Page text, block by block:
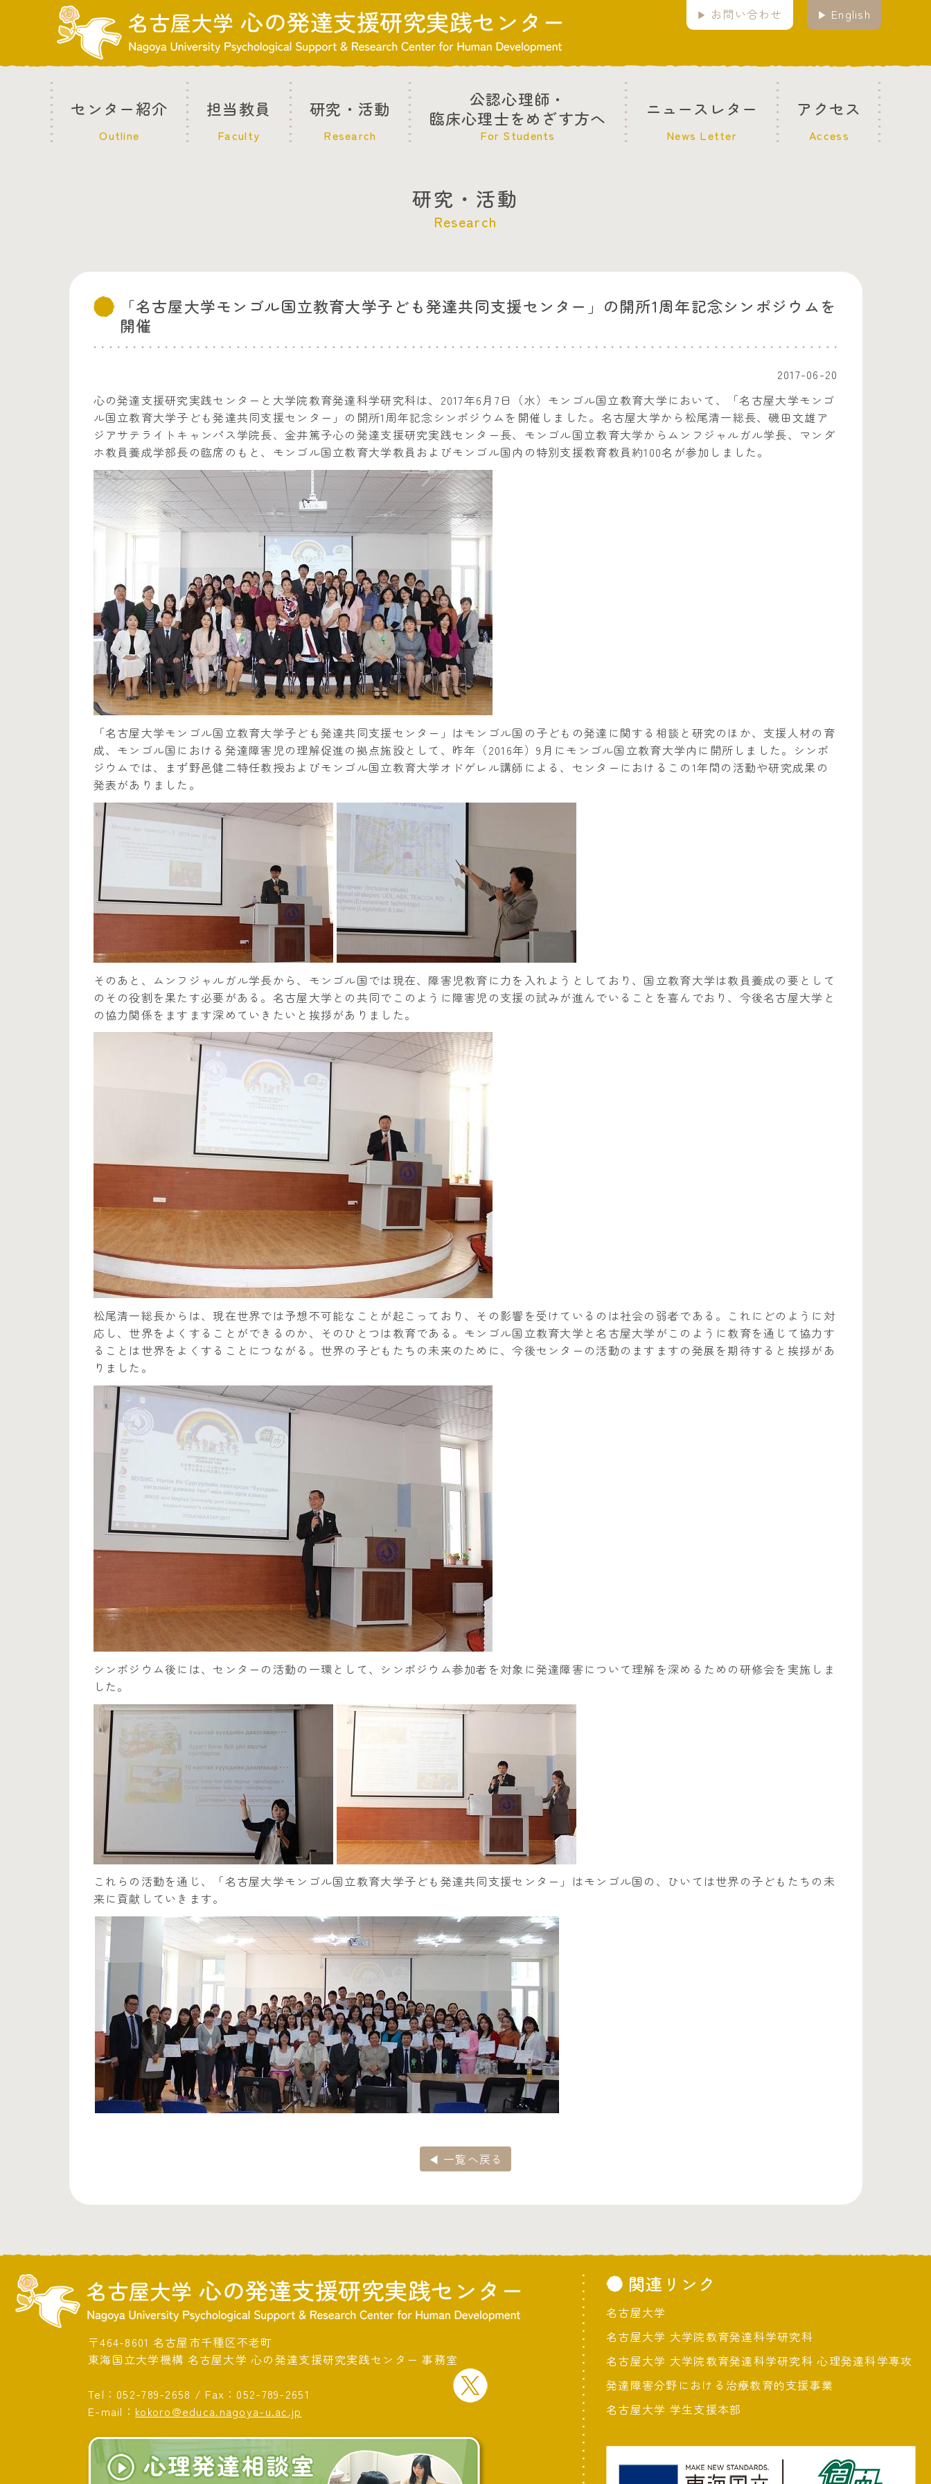
お問い合わせ English
センター紹介
Outline
担当教員
Faculty
研究・活動
Research
公認心理師・
臨床心理士をめざす方へ
For Students
ニュースレター
News Letter
アクセス
Access
研究・活動
Research
「名古屋大学モンゴル国立教育大学子ども発達共同支援センター」の開所1周年記念シンポジウムを
開催
2017-06-20
心の発達支援研究実践センターと大学院教育発達科学研究科は、2017年6月7日（水）モンゴル国立教育大学において、「名古屋大学モンゴ
ル国立教育大学子ども発達共同支援センター」の開所1周年記念シンポジウムを開催しました。名古屋大学から松尾清一総長、磯田文雄ア
ジアサテライトキャンパス学院長、金井篤子心の発達支援研究実践センター長、モンゴル国立教育大学からムンフジャルガル学長、マンダ
ホ教員養成学部長の臨席のもと、モンゴル国立教育大学教員およびモンゴル国内の特別支援教育教員約100名が参加しました。
「名古屋大学モンゴル国立教育大学子ども発達共同支援センター」はモンゴル国の子どもの発達に関する相談と研究のほか、支援人材の育
成、モンゴル国における発達障害児の理解促進の拠点施設として、昨年（2016年）9月にモンゴル国立教育大学内に開所しました。シンポ
ジウムでは、まず野邑健二特任教授およびモンゴル国立教育大学オドゲレル講師による、センターにおけるこの1年間の活動や研究成果の
発表がありました。
そのあと、ムンフジャルガル学長から、モンゴル国では現在、障害児教育に力を入れようとしており、国立教育大学は教員養成の要として
のその役割を果たす必要がある。名古屋大学との共同でこのように障害児の支援の試みが進んでいることを喜んでおり、今後名古屋大学と
の協力関係をますます深めていきたいと挨拶がありました。
松尾清一総長からは、現在世界では予想不可能なことが起こっており、その影響を受けているのは社会の弱者である。これにどのように対
応し、世界をよくすることができるのか、そのひとつは教育である。モンゴル国立教育大学と名古屋大学がこのように教育を通じて協力す
ることは世界をよくすることにつながる。世界の子どもたちの未来のために、今後センターの活動のますますの発展を期待すると挨拶があ
りました。
シンポジウム後には、センターの活動の一環として、シンポジウム参加者を対象に発達障害について理解を深めるための研修会を実施しま
した。
これらの活動を通じ、「名古屋大学モンゴル国立教育大学子ども発達共同支援センター」はモンゴル国の、ひいては世界の子どもたちの未
来に貢献していきます。
◀ 一覧へ戻る
〒464-8601 名古屋市千種区不老町
東海国立大学機構 名古屋大学 心の発達支援研究実践センター 事務室
Tel： 052-789-2658 / Fax：052-789-2651
E-mail： kokoro@educa.nagoya-u.ac.jp
関連リンク
名古屋大学
名古屋大学 大学院教育発達科学研究科
名古屋大学 大学院教育発達科学研究科 心理発達科学専攻
発達障害分野における治療教育的支援事業
名古屋大学 学生支援本部